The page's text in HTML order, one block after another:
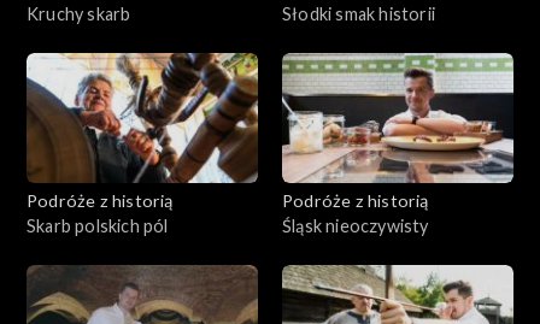
Kruchy skarb
Słodki smak historii
Podróże z historią
Skarb polskich pól
Podróże z historią
Śląsk nieoczywisty